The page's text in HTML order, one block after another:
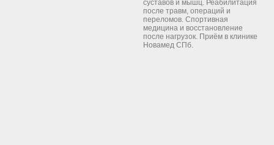
суставов и мышц. Реабилитация
после травм, операций и
переломов. Спортивная
медицина и восстановление
после нагрузок. Приём в клинике
Новамед СПб.